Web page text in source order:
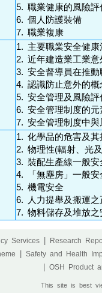
5. 職業健康的風險評
6. 個人防護裝備
7. 職業複康
1. 主要職業安全健康
2. 近年建造業工業
3. 安全督導員在推
4. 認識防止意外的概
5. 安全管理及風險評
6. 安全管理制度的元
7. 安全管理制度中
1. 化學品的危害及其
2. 物理性(輻射、光
3. 裝配生產線一般安
4. 「無塵房」一般安
5. 機電安全
6. 人力提舉及搬運之
7. 物料儲存及堆放之
Services
Research
Safety and Health
OSH Product
This site is best